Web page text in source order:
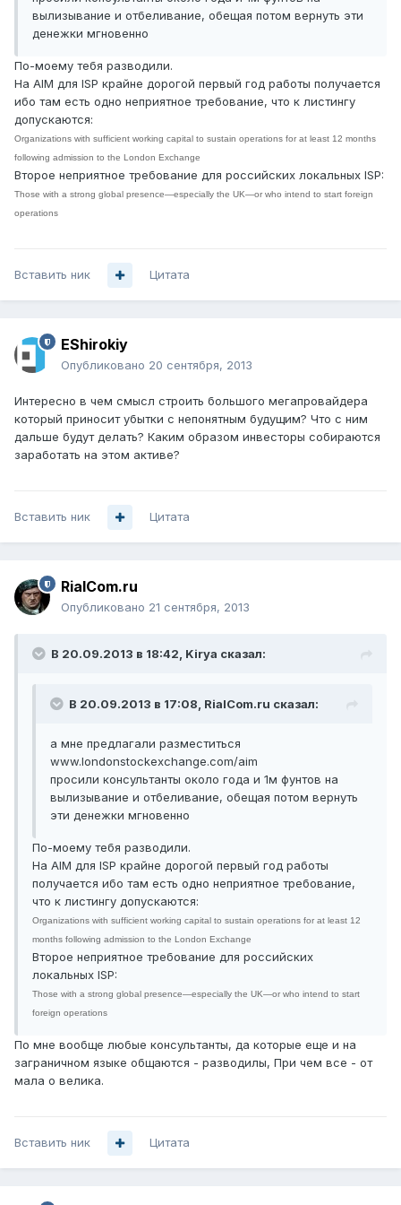
вылизывание и отбеливание, обещая потом вернуть эти
денежки мгновенно
По-моему тебя разводили.
На AIM для ISP крайне дорогой первый год работы получается
ибо там есть одно неприятное требование, что к листингу
допускаются:
Organizations with sufficient working capital to sustain operations for at least 12 months
following admission to the London Exchange
Второе неприятное требование для российских локальных ISP:
Those with a strong global presence—especially the UK—or who intend to start foreign
operations
Вставить ник Цитата
EShirokiy
Опубликовано 20 сентября, 2013
Интересно в чем смысл строить большого мегапровайдера
который приносит убытки с непонятным будущим? Что с ним
дальше будут делать? Каким образом инвесторы собираются
заработать на этом активе?
Вставить ник Цитата
RialCom.ru
Опубликовано 21 сентября, 2013
В 20.09.2013 в 18:42, Kirya сказал:
В 20.09.2013 в 17:08, RialCom.ru сказал:
а мне предлагали разместиться
www.londonstockexchange.com/aim
просили консультанты около года и 1м фунтов на
вылизывание и отбеливание, обещая потом вернуть
эти денежки мгновенно
По-моему тебя разводили.
На AIM для ISP крайне дорогой первый год работы
получается ибо там есть одно неприятное требование,
что к листингу допускаются:
Organizations with sufficient working capital to sustain operations for at least 12
months following admission to the London Exchange
Второе неприятное требование для российских
локальных ISP:
Those with a strong global presence—especially the UK—or who intend to start
foreign operations
По мне вообще любые консультанты, да которые еще и на
заграничном языке общаются - разводилы, При чем все - от
мала о велика.
Вставить ник Цитата